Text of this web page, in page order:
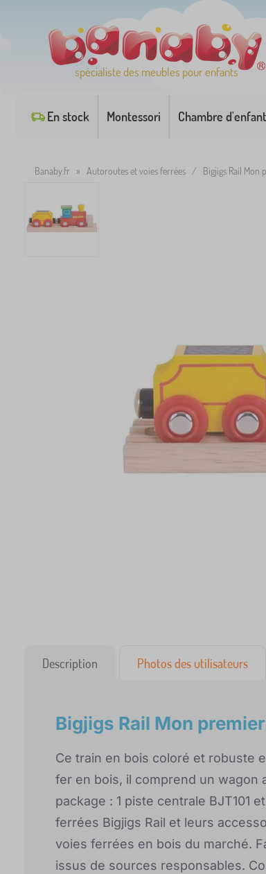
spécialiste des meubles pour enfants
En stock Montessori Chambre d'enfant
Banaby.fr » Autoroutes et voies ferrées / Bigjigs Rail Mon
Description Photos des utilisateurs
Bigjigs Rail Mon
Ce train en bois coloré et robuste
fer en bois, il comprend un wagon
package : 1 piste centrale BJT101
ferrées Bigjigs Rail et leurs
voies ferrées en bois du marché.
issus de sources responsables.